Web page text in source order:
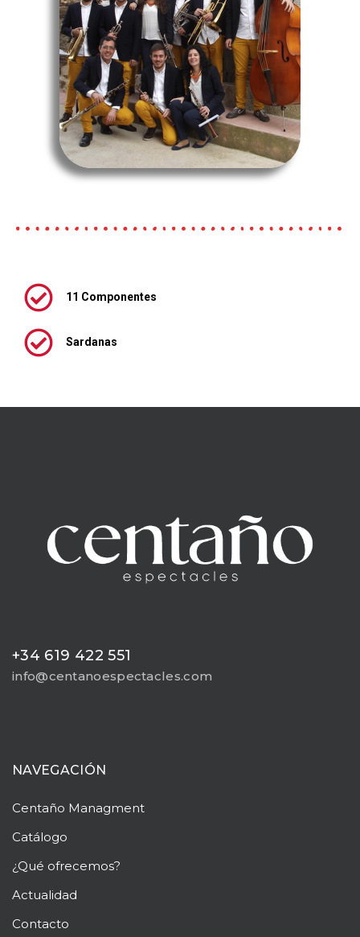
11 Componentes
Sardanas
+34 619 422 551
info@centanoespectacles.com
NAVEGACIÓN
Centaño Managment
Catálogo
¿Qué ofrecemos?
Actualidad
Contacto